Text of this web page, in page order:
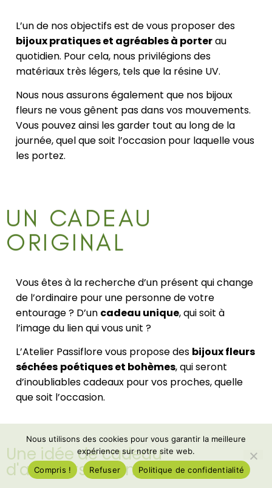
L’un de nos objectifs est de vous proposer des
bijoux pratiques et agréables à porterau
quotidien. Pour cela, nous privilégions des
matériaux très légers, tels que la résine UV.
Nous nous assurons également que nos bijoux
fleurs ne vous gênent pas dans vos mouvements.
Vous pouvez ainsi les garder tout au long de la
journée, quel que soit l’occasion pour laquelle vous
les portez.
UN CADEAU
ORIGINAL
Vous êtes à la recherche d’un présent qui change
de l’ordinaire pour une personne de votre
entourage ? D’un cadeau unique, qui soit à
l’image du lien qui vous unit ?
L’Atelier Passiflore vous propose des bijoux fleurs
séchées poétiques et bohèmes, qui seront
d’inoubliables cadeaux pour vos proches, quelle
que soit l’occasion.
Une idée de cadeau
d'anniversaire inoubliable
Nous utilisons des cookies pour vous garantir la meilleure
expérience sur notre site web.
Compris !
Refuser Politique de confidentialité